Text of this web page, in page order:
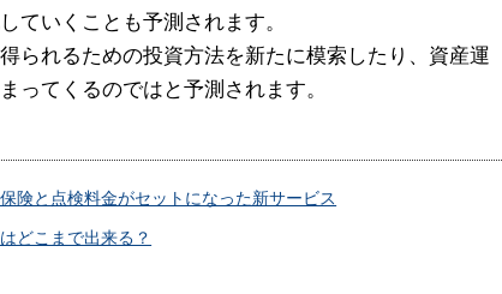
ていくことも予測されます。
られるための投資方法を新たに模索したり、資産運
ってくるのではと予測されます。
険と点検料金がセットになった新サービス
どこまで出来る？